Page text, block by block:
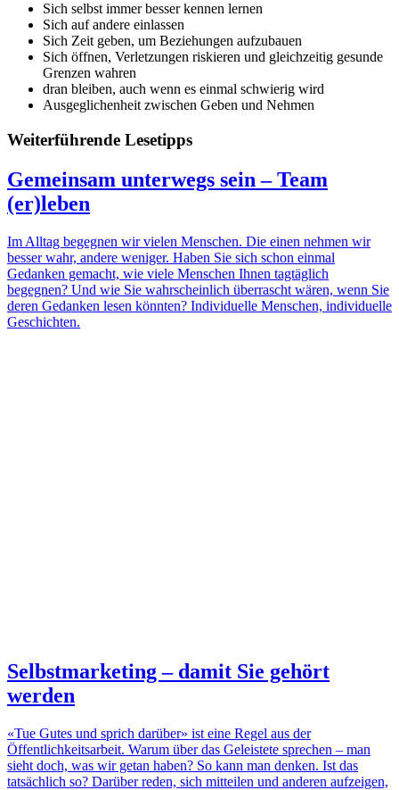
Sich selbst immer besser kennen lernen
Sich auf andere einlassen
Sich Zeit geben, um Beziehungen aufzubauen
Sich öffnen, Verletzungen riskieren und gleichzeitig gesunde
Grenzen wahren
dran bleiben, auch wenn es einmal schwierig wird
Ausgeglichenheit zwischen Geben und Nehmen
Weiterführende Lesetipps
Gemeinsam unterwegs sein – Team
(er)leben
Im Alltag begegnen wir vielen Menschen. Die einen nehmen wir
besser wahr, andere weniger. Haben Sie sich schon einmal
Gedanken gemacht, wie viele Menschen Ihnen tagtäglich
begegnen? Und wie Sie wahrscheinlich überrascht wären, wenn Sie
deren Gedanken lesen könnten? Individuelle Menschen, individuelle
Geschichten.
Selbstmarketing – damit Sie gehört
werden
«Tue Gutes und sprich darüber» ist eine Regel aus der
Öffentlichkeitsarbeit. Warum über das Geleistete sprechen – man
sieht doch, was wir getan haben? So kann man denken. Ist das
tatsächlich so? Darüber reden, sich mitteilen und anderen aufzeigen,